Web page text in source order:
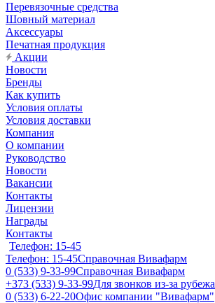
Перевязочные средства
Шовный материал
Аксессуары
Печатная продукция
Акции
Новости
Бренды
Как купить
Условия оплаты
Условия доставки
Компания
О компании
Руководство
Новости
Вакансии
Контакты
Лицензии
Награды
Контакты
Телефон: 15-45
Телефон: 15-45Справочная Вивафарм
0 (533) 9-33-99Справочная Вивафарм
+373 (533) 9-33-99Для звонков из-за рубежа
0 (533) 6-22-20Офис компании "Вивафарм"